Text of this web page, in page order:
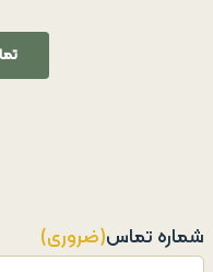
شماره تماس(ضروری)